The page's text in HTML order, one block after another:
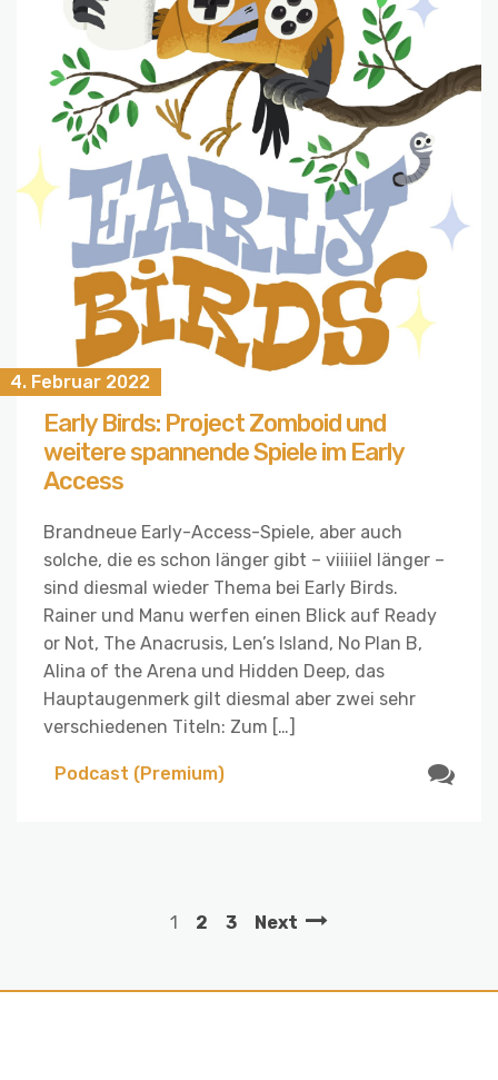
4. Februar 2022
Early Birds: Project Zomboid und
weitere spannende Spiele im Early
Access
Brandneue Early-Access-Spiele, aber auch
solche, die es schon länger gibt – viiiiiel länger –
sind diesmal wieder Thema bei Early Birds.
Rainer und Manu werfen einen Blick auf Ready
or Not, The Anacrusis, Len’s Island, No Plan B,
Alina of the Arena und Hidden Deep, das
Hauptaugenmerk gilt diesmal aber zwei sehr
verschiedenen Titeln: Zum […]
Podcast (Premium)
1 2 3 Next